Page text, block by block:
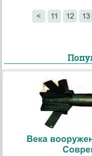
< 11 12 13
Века